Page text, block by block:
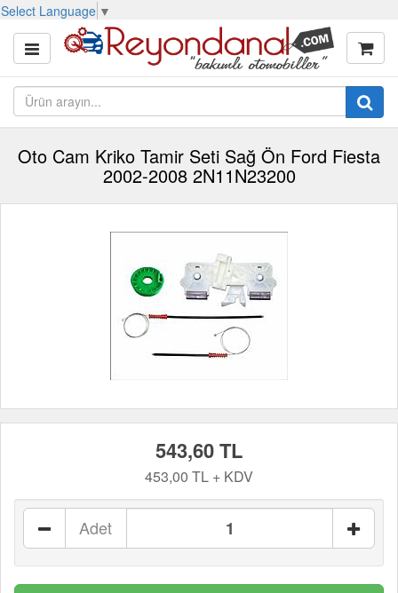
Select Language ▼
Oto Cam Kriko Tamir Seti Sağ Ön Ford Fiesta
2002-2008 2N11N23200
543,60 TL
453,00 TL + KDV
Adet